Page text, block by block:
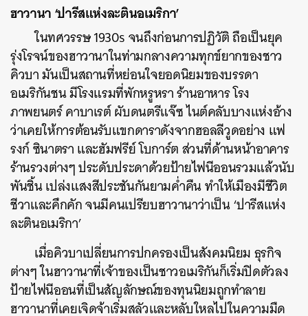
ฮาวานา ‘ปารีสแห่งละตินอเมริกา’
ในทศวรรษ 1930s จนถึงก่อนการปฏิวัติ ถือเป็นยุค
รุ่งโรจน์ของฮาวานาในท่ามกลางความทุกข์ยากของชาว
คิวบา มันเป็นสถานที่หย่อนใจยอดนิยมของบรรดา
อเมริกันชน มีโรงแรมที่พักหรูหรา ร้านอาหาร โรง
ภาพยนตร์ คาบาเรต์ ผับดนตรีแจ๊ซ ไนต์คลับบางแห่งอ้าง
ว่าเคยให้การต้อนรับแขกดาราดังจากฮอลลีวูดอย่าง แฟ
รงก์ ซินาตรา และฮัมฟรีย์ โบการ์ต ส่วนที่ด้านหน้าอาคาร
ร้านรวงต่างๆ ประดับประดาด้วยป้ายไฟนีออนรวมแล้วนับ
พันชิ้น เปล่งแสงสีประชันกันยามค่ำคืน ทำให้เมืองมีชีวิต
ชีวาและคึกคัก จนมีคนเปรียบฮาวานาว่าเป็น ‘ปารีสแห่ง
ละตินอเมริกา’
เมื่อคิวบาเปลี่ยนการปกครองเป็นสังคมนิยม ธุรกิจ
ต่างๆ ในฮาวานาที่เจ้าของเป็นชาวอเมริกันก็เริ่มปิดตัวลง
ป้ายไฟนีออนที่เป็นสัญลักษณ์ของทุนนิยมถูกทำลาย
ฮาวานาที่เคยเจิดจ้าเริ่มสลัวและหลับใหลไปในความมืด